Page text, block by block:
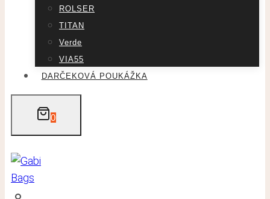
ROLSER
TITAN
Verde
VIA55
DARČEKOVÁ POUKÁŽKA
0